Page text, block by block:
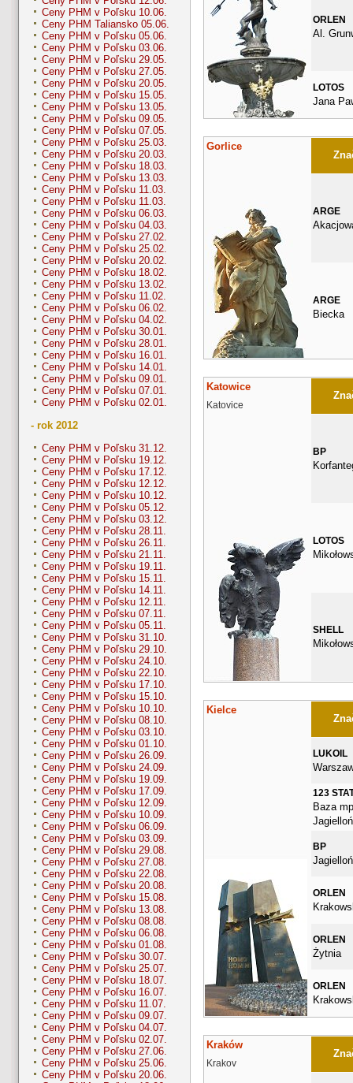
Ceny PHM v Poľsku 10.06.
Ceny PHM Taliansko 05.06.
Ceny PHM v Poľsku 05.06.
Ceny PHM v Poľsku 03.06.
Ceny PHM v Poľsku 29.05.
Ceny PHM v Poľsku 27.05.
Ceny PHM v Poľsku 20.05.
Ceny PHM v Poľsku 15.05.
Ceny PHM v Poľsku 13.05.
Ceny PHM v Poľsku 09.05.
Ceny PHM v Poľsku 07.05.
Ceny PHM v Poľsku 25.03.
Ceny PHM v Poľsku 20.03.
Ceny PHM v Poľsku 18.03.
Ceny PHM v Poľsku 13.03.
Ceny PHM v Poľsku 11.03.
Ceny PHM v Poľsku 11.03.
Ceny PHM v Poľsku 06.03.
Ceny PHM v Poľsku 04.03.
Ceny PHM v Poľsku 27.02.
Ceny PHM v Poľsku 25.02.
Ceny PHM v Poľsku 20.02.
Ceny PHM v Poľsku 18.02.
Ceny PHM v Poľsku 13.02.
Ceny PHM v Poľsku 11.02.
Ceny PHM v Poľsku 06.02.
Ceny PHM v Poľsku 04.02.
Ceny PHM v Poľsku 30.01.
Ceny PHM v Poľsku 28.01.
Ceny PHM v Poľsku 16.01.
Ceny PHM v Poľsku 14.01.
Ceny PHM v Poľsku 09.01.
Ceny PHM v Poľsku 07.01.
Ceny PHM v Poľsku 02.01.
- rok 2012
Ceny PHM v Poľsku 31.12.
Ceny PHM v Poľsku 19.12.
Ceny PHM v Poľsku 17.12.
Ceny PHM v Poľsku 12.12.
Ceny PHM v Poľsku 10.12.
Ceny PHM v Poľsku 05.12.
Ceny PHM v Poľsku 03.12.
Ceny PHM v Poľsku 28.11.
Ceny PHM v Poľsku 26.11.
Ceny PHM v Poľsku 21.11.
Ceny PHM v Poľsku 19.11.
Ceny PHM v Poľsku 15.11.
Ceny PHM v Poľsku 14.11.
Ceny PHM v Poľsku 12.11.
Ceny PHM v Poľsku 07.11.
Ceny PHM v Poľsku 05.11.
Ceny PHM v Poľsku 31.10.
Ceny PHM v Poľsku 29.10.
Ceny PHM v Poľsku 24.10.
Ceny PHM v Poľsku 22.10.
Ceny PHM v Poľsku 17.10.
Ceny PHM v Poľsku 15.10.
Ceny PHM v Poľsku 10.10.
Ceny PHM v Poľsku 08.10.
Ceny PHM v Poľsku 03.10.
Ceny PHM v Poľsku 01.10.
Ceny PHM v Poľsku 26.09.
Ceny PHM v Poľsku 24.09.
Ceny PHM v Poľsku 19.09.
Ceny PHM v Poľsku 17.09.
Ceny PHM v Poľsku 12.09.
Ceny PHM v Poľsku 10.09.
Ceny PHM v Poľsku 06.09.
Ceny PHM v Poľsku 03.09.
Ceny PHM v Poľsku 29.08.
Ceny PHM v Poľsku 27.08.
Ceny PHM v Poľsku 22.08.
Ceny PHM v Poľsku 20.08.
Ceny PHM v Poľsku 15.08.
Ceny PHM v Poľsku 13.08.
Ceny PHM v Poľsku 08.08.
Ceny PHM v Poľsku 06.08.
Ceny PHM v Poľsku 01.08.
Ceny PHM v Poľsku 30.07.
Ceny PHM v Poľsku 25.07.
Ceny PHM v Poľsku 18.07.
Ceny PHM v Poľsku 16.07.
Ceny PHM v Poľsku 11.07.
Ceny PHM v Poľsku 09.07.
Ceny PHM v Poľsku 04.07.
Ceny PHM v Poľsku 02.07.
Ceny PHM v Poľsku 27.06.
Ceny PHM v Poľsku 25.06.
Ceny PHM v Poľsku 20.06.
ORLEN
Al.
LOTOS
Jana
Gorlice
ARGE
ARGE
Biecka
Katowice
Katovice
BP
LOTOS
SHELL
Kielce
LUKOIL
123
Baza
BP
ORLEN
ORLEN
Żytnia
ORLEN
Kraków
Krakov